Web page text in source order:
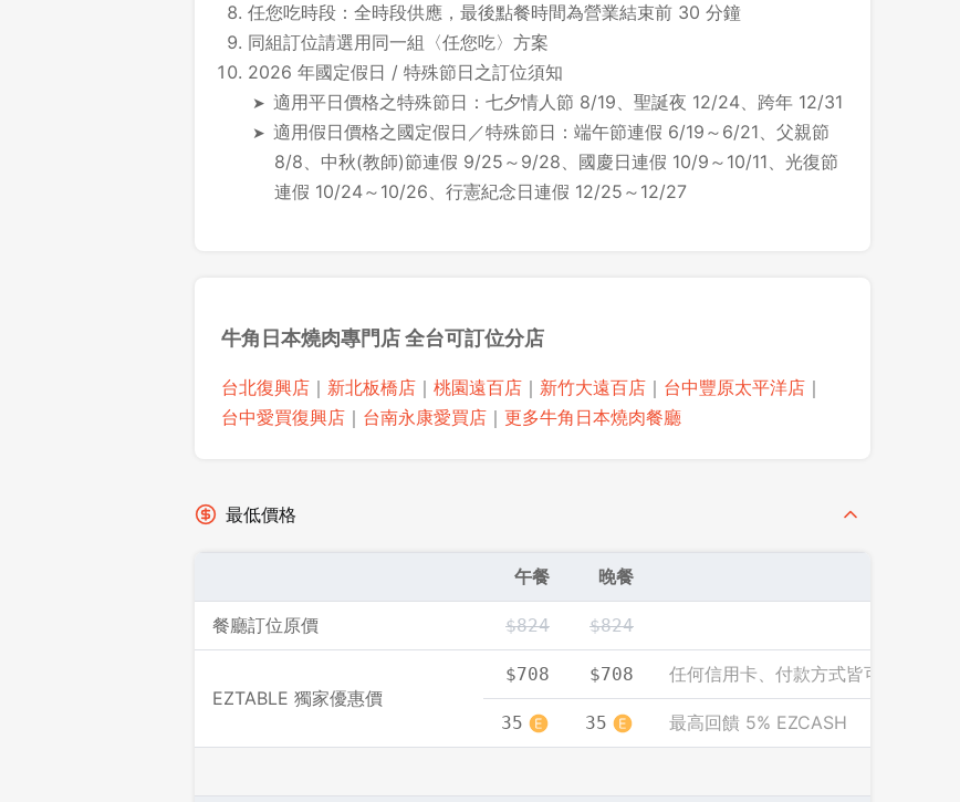
任您吃時段：全時段供應，最後點餐時間為營業結束前 30 分鐘
同組訂位請選用同一組〈任您吃〉方案
2026 年國定假日 / 特殊節日之訂位須知
適用平日價格之特殊節日：七夕情人節 8/19、聖誕夜 12/24、跨年 12/31
適用假日價格之國定假日／特殊節日：端午節連假 6/19～6/21、父親節
8/8、中秋(教師)節連假 9/25～9/28、國慶日連假 10/9～10/11、光復節
連假 10/24～10/26、行憲紀念日連假 12/25～12/27
牛角日本燒肉專門店 全台可訂位分店
台北復興店 ｜ 新北板橋店 ｜ 桃園遠百店 ｜ 新竹大遠百店 ｜ 台中豐原太平洋店 ｜
台中愛買復興店 ｜ 台南永康愛買店 ｜ 更多牛角日本燒肉餐廳
最低價格
午餐 晚餐
餐廳訂位原價 $824 $824
EZTABLE 獨家優惠價
$708 $708 任何信用卡、付款方式皆可享此優惠價
35 35 最高回饋 5% EZCASH
登出
確定要登出嗎？